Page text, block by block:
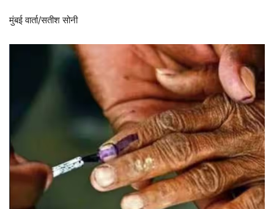
मुंबई वार्ता/सतीश सोनी